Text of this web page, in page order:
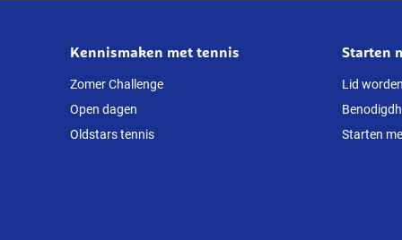
Willemse
Over
deze
website
Kennismaken met tennis
Zomer Challenge
Open dagen
Oldstars tennis
Starten
Lid worden
Starten